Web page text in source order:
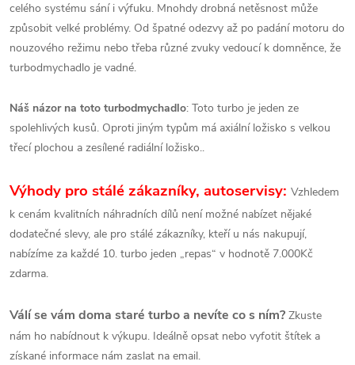
celého systému sání i výfuku. Mnohdy drobná netěsnost může
způsobit velké problémy. Od špatné odezvy až po padání motoru do
nouzového režimu nebo třeba různé zvuky vedoucí k domněnce, že
turbodmychadlo je vadné.
Náš názor na toto turbodmychadlo: Toto turbo je jeden ze
spolehlivých kusů. Oproti jiným typům má axiální ložisko s velkou
třecí plochou a zesílené radiální ložisko..
Výhody pro stálé zákazníky, autoservisy: Vzhledem
k cenám kvalitních náhradních dílů není možné nabízet nějaké
dodatečné slevy, ale pro stálé zákazníky, kteří u nás nakupují,
nabízíme za každé 10. turbo jeden „repas“ v hodnotě 7.000Kč
zdarma.
Válí se vám doma staré turbo a nevíte co s ním? Zkuste
nám ho nabídnout k výkupu. Ideálně opsat nebo vyfotit štítek a
získané informace nám zaslat na email.